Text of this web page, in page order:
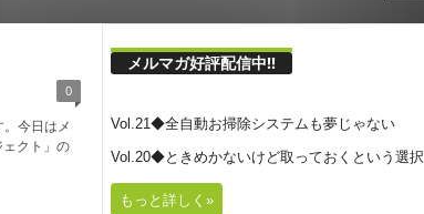
0
今日はメ
クト」の
メルマガ好評配信中!!
Vol.21◆全自動お掃除システムも夢じゃない
Vol.20◆ときめかないけど取っておくという選択
もっと詳しく»